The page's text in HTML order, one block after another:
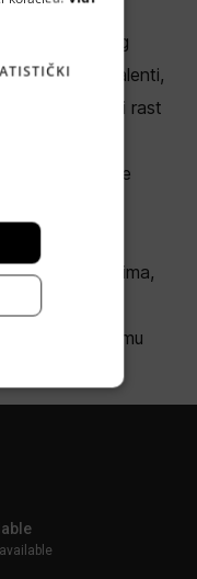
je zanimljiv.
kontinuiranog
ljudi i njihovi talenti,
u profesionalni rast
na brojnim
studentske
dijelimo naše
talenata.
članova tima,
unaprjeđenju
kvaliteti u svemu